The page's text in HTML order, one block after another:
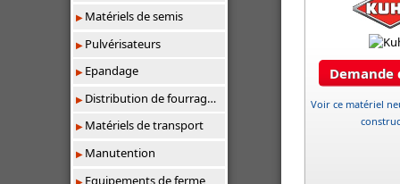
Matériels de semis
Pulvérisateurs
Epandage
Distribution de fourrages/paillage
Matériels de transport
Manutention
Equipements de ferme
Demande
Voir ce matériel